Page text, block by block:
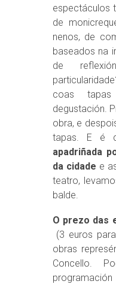
espectáculos
de
nenos, de
baseados na
de
coas
degustación.
obra, e
tapas. E é
apadriñada
da cidade e
teatro,
balde.
O prezo das
(3 euros
obras
Concello.
programación